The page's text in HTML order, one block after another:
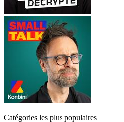
Catégories les plus populaires